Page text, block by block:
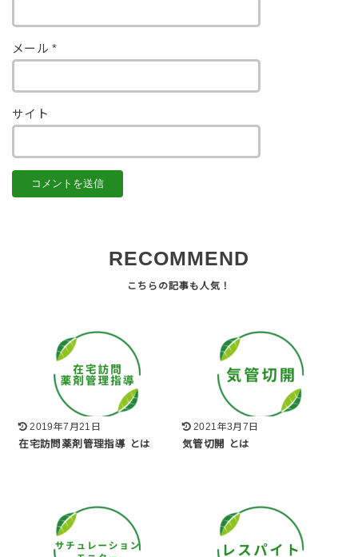
メール*
サイト
RECOMMEND
2019年7月21日
在宅訪問薬剤管理指導 とは
2021年3月7日
気管切開 とは